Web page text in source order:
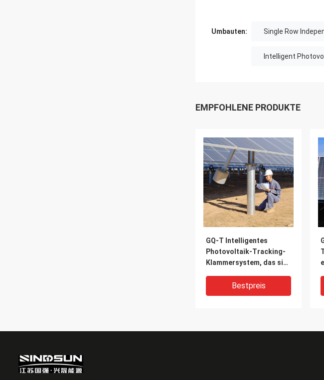
Umbauten: Single Row
Intelligent
EMPFOHLENE PRODUKTE
GQ-T Intelligentes
Photovoltaik-Tracking-
Klammersystem, das sich
Bestpreis